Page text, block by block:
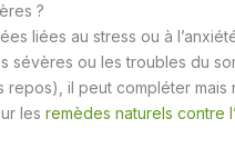
?
liées au stress ou à
sévères ou les troubles du
repos), il peut compléter
les remèdes naturels contre